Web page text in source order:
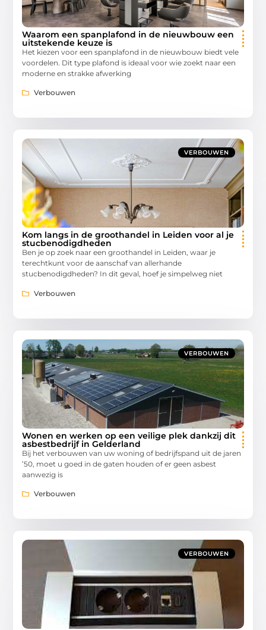
Waarom een spanplafond in de nieuwbouw een
uitstekende keuze is
Het kiezen voor een spanplafond in de nieuwbouw biedt vele
voordelen. Dit type plafond is ideaal voor wie zoekt naar een
moderne en strakke afwerking
Verbouwen
VERBOUWEN
Kom langs in de groothandel in Leiden voor al je
stucbenodigdheden
Ben je op zoek naar een groothandel in Leiden, waar je
terechtkunt voor de aanschaf van allerhande
stucbenodigdheden? In dit geval, hoef je simpelweg niet
Verbouwen
VERBOUWEN
Wonen en werken op een veilige plek dankzij dit
asbestbedrijf in Gelderland
Bij het verbouwen van uw woning of bedrijfspand uit de jaren
’50, moet u goed in de gaten houden of er geen asbest
aanwezig is
Verbouwen
VERBOUWEN